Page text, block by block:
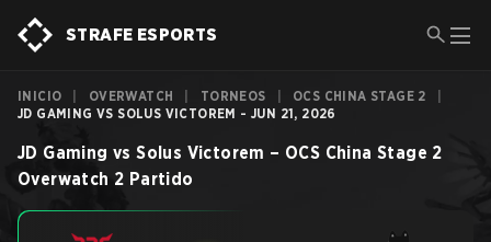
STRAFE ESPORTS
INICIO OVERWATCH TORNEOS OCS CHINA STAGE 2
JD GAMING VS SOLUS VICTOREM - JUN 21, 2026
JD Gaming vs Solus Victorem – OCS China Stage 2
Overwatch 2 Partido